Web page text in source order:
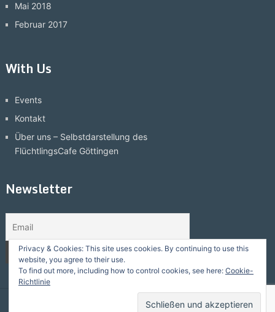
Mai 2018
Februar 2017
With Us
Events
Kontakt
Über uns – Selbstdarstellung des
FlüchtlingsCafe Göttingen
Newsletter
Flüchtlingscafe GöttingenCopyright © 2026.
Privacy & Cookies: This site uses cookies. By continuing to use this
website, you agree to their use.
To find out more, including how to control cookies, see here: Cookie-
Richtlinie